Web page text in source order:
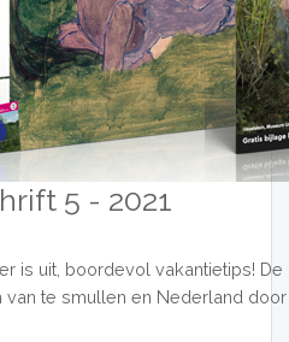
5 - 2021
is uit, boordevol vakantietips!
van te smullen en Nederland